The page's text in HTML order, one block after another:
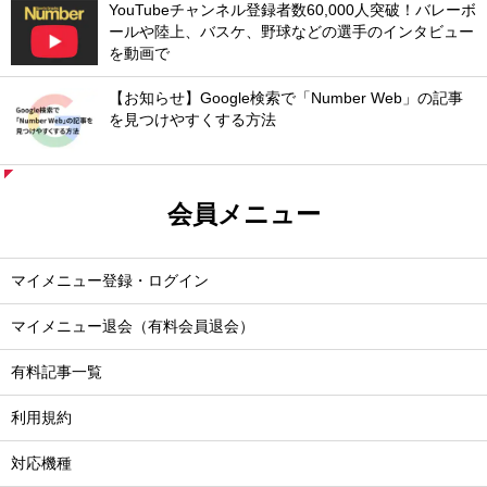
YouTubeチャンネル登録者数60,000人突破！バレーボ
ールや陸上、バスケ、野球などの選手のインタビュー
を動画で
【お知らせ】Google検索で「Number Web」の記事
を見つけやすくする方法
会員メニュー
マイメニュー登録・ログイン
マイメニュー退会（有料会員退会）
有料記事一覧
利用規約
対応機種